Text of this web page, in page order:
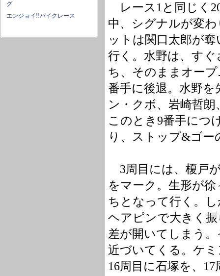
グ
エンジョイ!!バイクレース
レース1と同じく
中、シグナルが変
ットは関口太郎が
行く。水野は、す
ち、そのままオー
番手に後退。水野を
ン・クボ、岩崎哲
このとき9番手につ
り、ストップ&ゴ
3周目には、榎戸
をマーク。生形が
ちとなって行く。
ヘアピンで大きく
差が開いてしまう
近づいてくる。ケ
16周目に石塚を、